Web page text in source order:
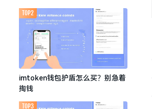
imtoken钱包护盾怎么买？别急着
掏钱
TOP2
TOP3